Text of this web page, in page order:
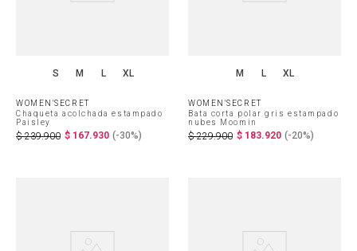
S M L XL
WOMEN'SECRET
Chaqueta acolchada estampado
Paisley
$ 239.900 $ 167.930 (-30%)
M L XL
WOMEN'SECRET
Bata corta polar gris estampado
nubes Moomin
$ 229.900 $ 183.920 (-20%)